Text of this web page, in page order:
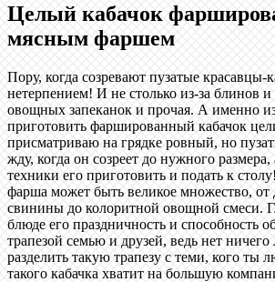
Целый кабачок
мясным фаршем
Пору, когда созревают пузатые красавцы-
нетерпением! И не столько из-за блинов
овощных запеканок и прочая. А именно
приготовить фаршированный кабачок
присматриваю на грядке ровный, но
жду, когда он созреет до нужного размера,
техники его приготовить и подать к
фарша может быть великое множество, от
свинины до колоритной овощной смеси.
блюде его праздничность и способность
трапезой семью и друзей, ведь нет
разделить такую трапезу с теми, кого ты
такого кабачка хватит на большую